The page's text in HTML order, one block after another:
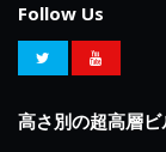
Follow Us
高さ別の超高層